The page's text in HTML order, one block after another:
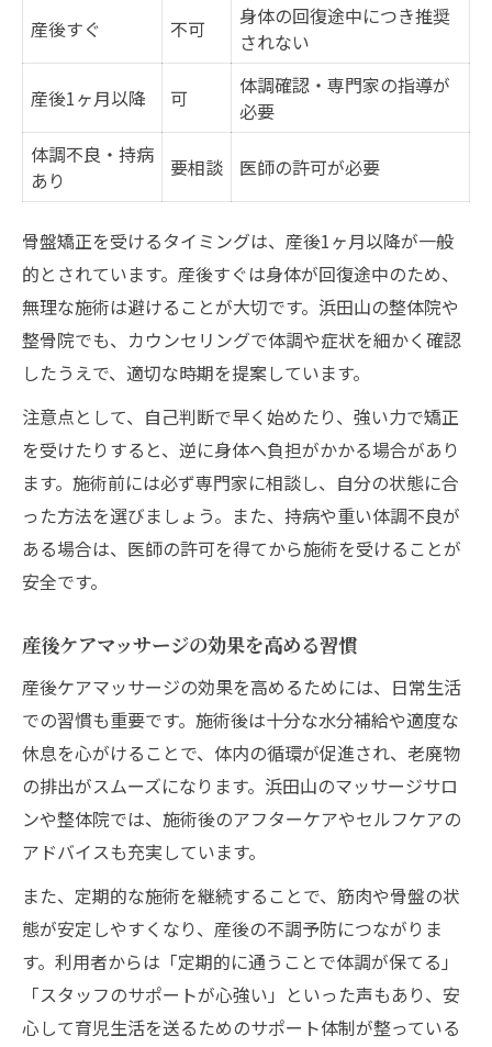
産後すぐ 不可
身体の回復途中につき推奨
されない
産後1ヶ月以降 可
体調確認・専門家の指導が
必要
体調不良・持病
あり
要相談 医師の許可が必要
骨盤矯正を受けるタイミングは、産後1ヶ月以降が一般
的とされています。産後すぐは身体が回復途中のため、
無理な施術は避けることが大切です。浜田山の整体院や
整骨院でも、カウンセリングで体調や症状を細かく確認
したうえで、適切な時期を提案しています。
注意点として、自己判断で早く始めたり、強い力で矯正
を受けたりすると、逆に身体へ負担がかかる場合があり
ます。施術前には必ず専門家に相談し、自分の状態に合
った方法を選びましょう。また、持病や重い体調不良が
ある場合は、医師の許可を得てから施術を受けることが
安全です。
産後ケアマッサージの効果を高める習慣
産後ケアマッサージの効果を高めるためには、日常生活
での習慣も重要です。施術後は十分な水分補給や適度な
休息を心がけることで、体内の循環が促進され、老廃物
の排出がスムーズになります。浜田山のマッサージサロ
ンや整体院では、施術後のアフターケアやセルフケアの
アドバイスも充実しています。
また、定期的な施術を継続することで、筋肉や骨盤の状
態が安定しやすくなり、産後の不調予防につながりま
す。利用者からは「定期的に通うことで体調が保てる」
「スタッフのサポートが心強い」といった声もあり、安
心して育児生活を送るためのサポート体制が整っている